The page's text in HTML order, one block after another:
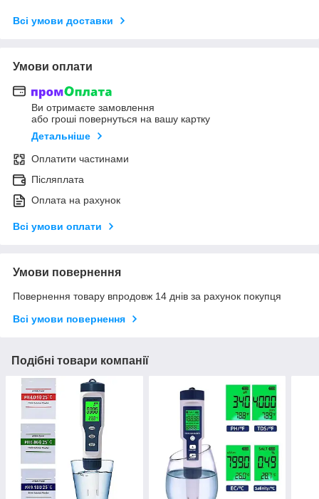
Всі умови доставки
Умови оплати
Ви отримаєте замовлення
або гроші повернуться на вашу картку
Детальніше
Оплатити частинами
Післяплата
Оплата на рахунок
Всі умови оплати
Умови повернення
Повернення товару впродовж 14 днів за рахунок покупця
Всі умови повернення
Подібні товари компанії